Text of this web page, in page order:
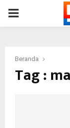
PRIMARY
Beranda
Tag :